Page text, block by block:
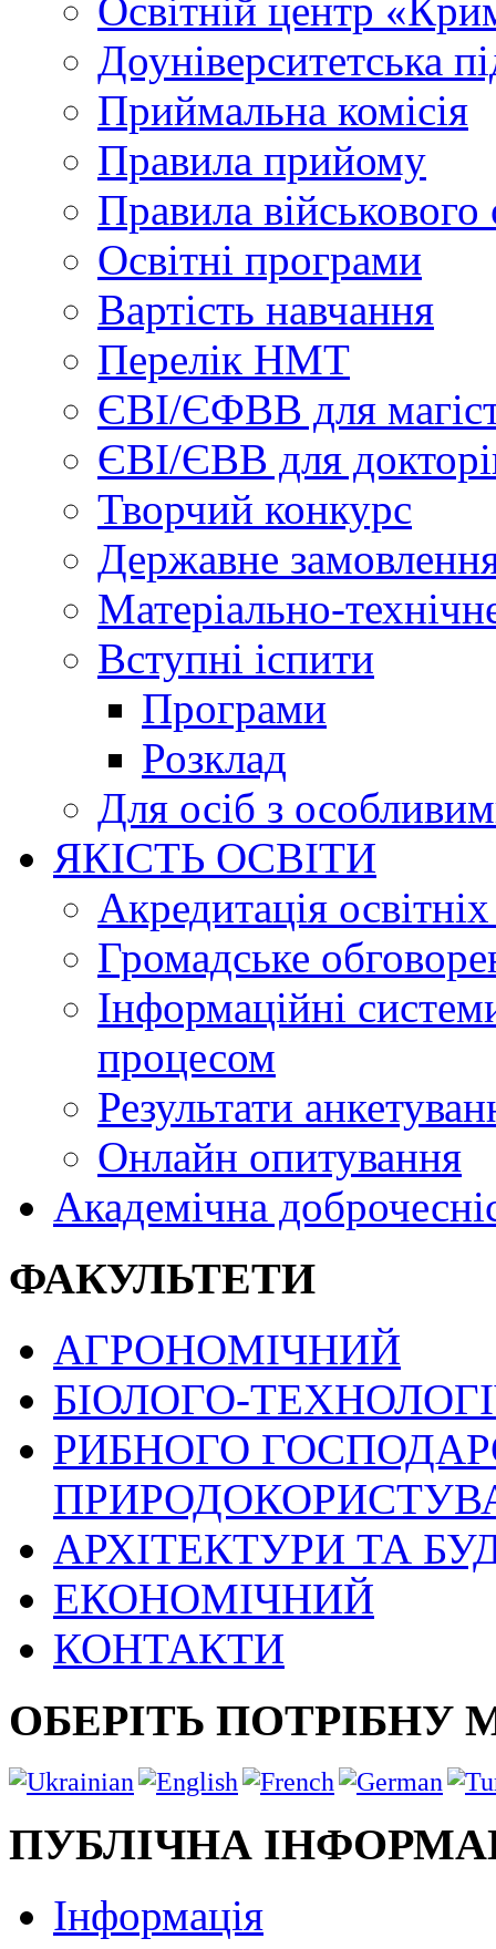
Освітній центр
Доуніверситетська
Приймальна комісія
Правила прийому
Правила військового
Освітні програми
Вартість навчання
Перелік НМТ
ЄВІ/ЄФВВ для
ЄВІ/ЄВВ для
Творчий конкурс
Державне
Матеріально-
Вступні іспити
Програми
Розклад
Для осіб з
ЯКІСТЬ ОСВІТИ
Акредитація
Громадське
Інформаційні
процесом
Результати
Онлайн опитування
Академічна
ФАКУЛЬТЕТИ
АГРОНОМІЧНИЙ
БІОЛОГО-
РИБНОГО
АРХІТЕКТУРИ ТА
ЕКОНОМІЧНИЙ
КОНТАКТИ
ОБЕРІТЬ ПОТРІБНУ
ПУБЛІЧНА
Інформація